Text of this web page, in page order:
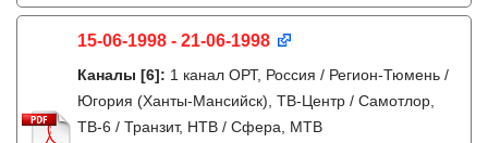
15-06-1998 - 21-06-1998
Каналы [6]: 1 канал ОРТ, Россия / Регион-Тюмень /
Югория (Ханты-Мансийск), ТВ-Центр / Самотлор,
ТВ-6 / Транзит, НТВ / Сфера, МТВ